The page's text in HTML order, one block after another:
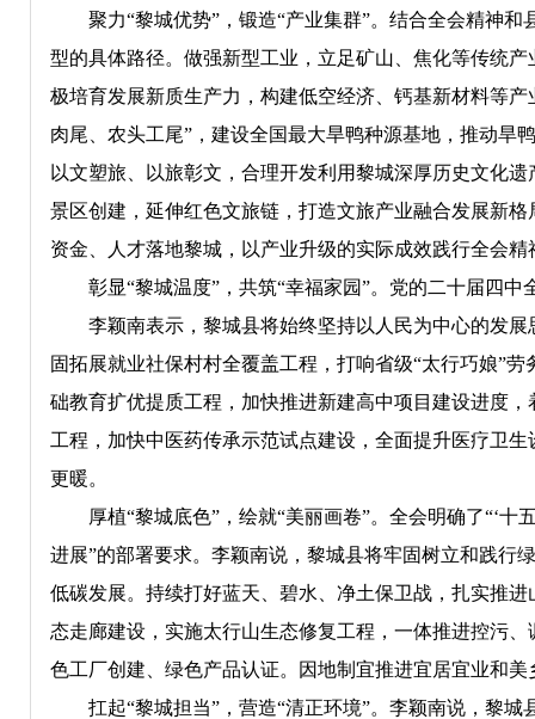
聚力“黎城优势”，锻造“产业集群”。结合全会精神和
型的具体路径。做强新型工业，立足矿山、焦化等传统
极培育发展新质生产力，构建低空经济、钙基新材料等
肉尾、农头工尾”，建设全国最大旱鸭种源基地，推动旱
以文塑旅、以旅彰文，合理开发利用黎城深厚历史文化
景区创建，延伸红色文旅链，打造文旅产业融合发展新
资金、人才落地黎城，以产业升级的实际成效践行全会精
彰显“黎城温度”，共筑“幸福家园”。党的二十届四中
李颖南表示，黎城县将始终坚持以人民为中心的发展
固拓展就业社保村村全覆盖工程，打响省级“太行巧娘”
础教育扩优提质工程，加快推进新建高中项目建设进度
工程，加快中医药传承示范试点建设，全面提升医疗卫
更暖。
厚植“黎城底色”，绘就“美丽画卷”。全会明确了“‘十
进展”的部署要求。李颖南说，黎城县将牢固树立和践行
低碳发展。持续打好蓝天、碧水、净土保卫战，扎实推
态走廊建设，实施太行山生态修复工程，一体推进控污
色工厂创建、绿色产品认证。因地制宜推进宜居宜业和
扛起“黎城担当”，营造“清正环境”。李颖南说，黎城